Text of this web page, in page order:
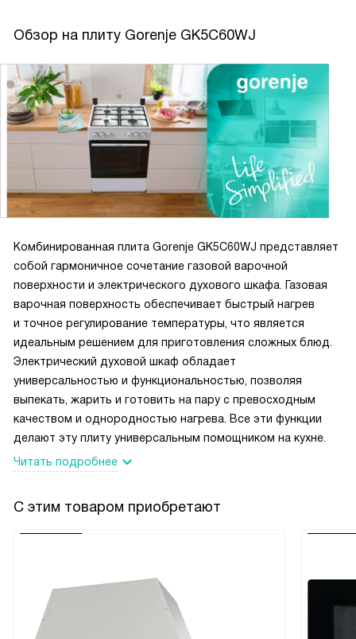
таймер, что позволяет не беспокоиться о времени и
заниматься своими делами, пока еда готовится.
Мне особенно приглянулась функция быстрого разогрева
духовки - это очень экономит время, особенно когда
гости уже на пороге. А еще есть функция размораживания,
которая спасает, когда забыл достать продукты из
морозилки.
Я уже успела опробовать многие функции духовки, и мне
AirFry. С ее помощью я готовила картофель фри для
детей, и он получился таким хрустящим и вкусным, как в
ресторане.
Очень порадовала и функция очистки паром AquaClean -
теперь я не трачу кучу времени на мытье духовки, как
раньше.
Конечно, стоит отметить и дизайн - белый цвет и
стеклянная вставка на дверце смотрятся очень стильно и
современно. Это устройство отлично вписалось в
интерьер моей кухни.
Я довольна покупкой и с уверенностью могу
Обзор на плиту Gorenje GK5C60WJ
Комбинированная плита Gorenje GK5C60WJ представляет
собой гармоничное сочетание газовой варочной
поверхности и электрического духового шкафа. Газовая
варочная поверхность обеспечивает быстрый нагрев
и точное регулирование температуры, что является
идеальным решением для приготовления сложных блюд.
Электрический духовой шкаф обладает
универсальностью и функциональностью, позволяя
выпекать, жарить и готовить на пару с превосходным
качеством и однородностью нагрева. Все эти функции
делают эту плиту универсальным помощником на кухне.
Читать подробнее
С этим товаром приобретают